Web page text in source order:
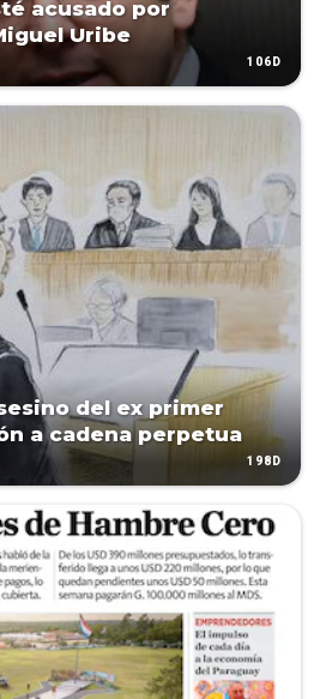
acusado por
Uribe
106D
del ex primer
a cadena perpetua
198D